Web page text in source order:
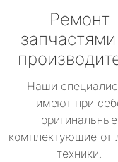
Ремонт
Наши
имеют при
оригинальные
комплектующие от
техники.